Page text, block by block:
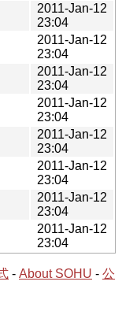
2011-Jan-12
23:04
2011-Jan-12
23:04
2011-Jan-12
23:04
2011-Jan-12
23:04
2011-Jan-12
23:04
2011-Jan-12
23:04
2011-Jan-12
23:04
2011-Jan-12
23:04
- About SOHU - 公